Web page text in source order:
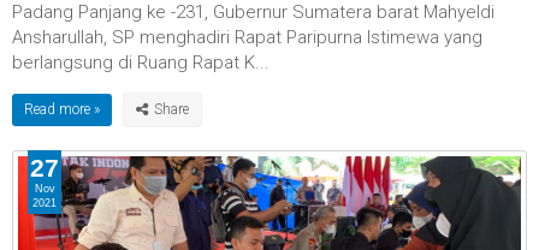
Padang Panjang ke -231, Gubernur Sumatera barat Mahyeldi
Ansharullah, SP menghadiri Rapat Paripurna Istimewa yang
berlangsung di Ruang Rapat K...
Read more »
27
Nov
2021